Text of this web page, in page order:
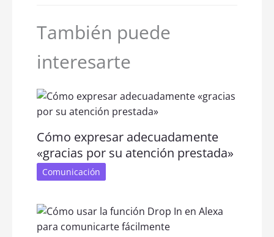
También puede
interesarte
Cómo expresar adecuadamente
«gracias por su atención prestada»
Comunicación